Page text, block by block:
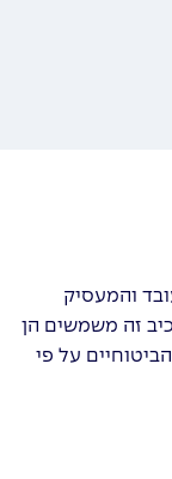
והמעסיק
זה משמשים הן
על פי